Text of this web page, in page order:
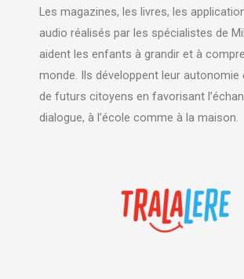
Les magazines, les livres, les
audio réalisés par les spécialistes de
aident les enfants à grandir et à
monde. Ils développent leur
de futurs citoyens en favorisant
dialogue, à l’école comme à la maison.